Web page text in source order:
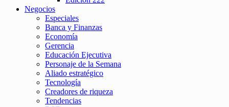
Negocios
Especiales
Banca y Finanzas
Economía
Gerencia
Educación Ejecutiva
Personaje de la Semana
Aliado estratégico
Tecnología
Creadores de riqueza
Tendencias